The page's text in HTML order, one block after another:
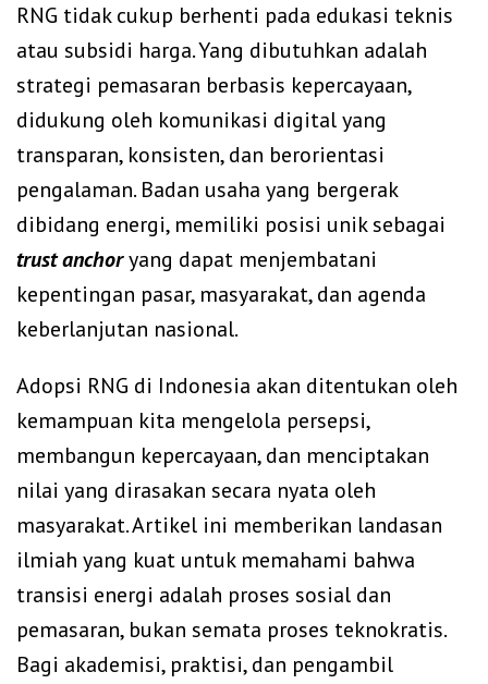
RNG tidak cukup berhenti pada edukasi teknis
atau subsidi harga. Yang dibutuhkan adalah
strategi pemasaran berbasis kepercayaan,
didukung oleh komunikasi digital yang
transparan, konsisten, dan berorientasi
pengalaman. Badan usaha yang bergerak
dibidang energi, memiliki posisi unik sebagai
trust anchoryang dapat menjembatani
kepentingan pasar, masyarakat, dan agenda
keberlanjutan nasional.
Adopsi RNG di Indonesia akan ditentukan oleh
kemampuan kita mengelola persepsi,
membangun kepercayaan, dan menciptakan
nilai yang dirasakan secara nyata oleh
masyarakat. Artikel ini memberikan landasan
ilmiah yang kuat untuk memahami bahwa
transisi energi adalah proses sosial dan
pemasaran, bukan semata proses teknokratis.
Bagi akademisi, praktisi, dan pengambil